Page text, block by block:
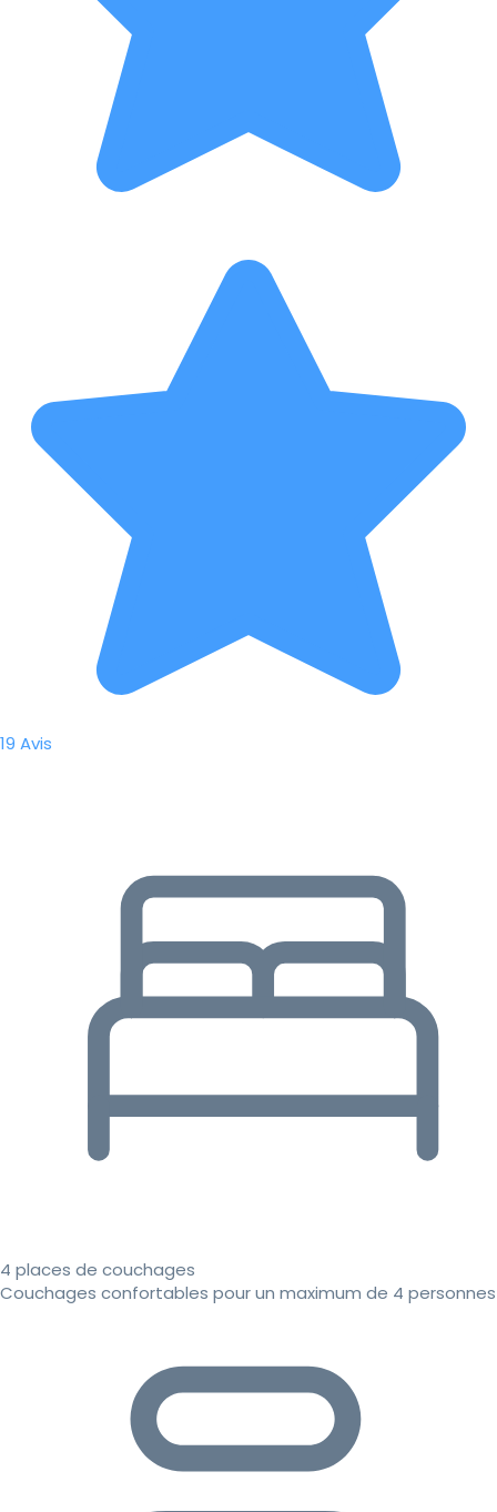
19 Avis
4 places de couchages
Couchages confortables pour un maximum de 4 personnes